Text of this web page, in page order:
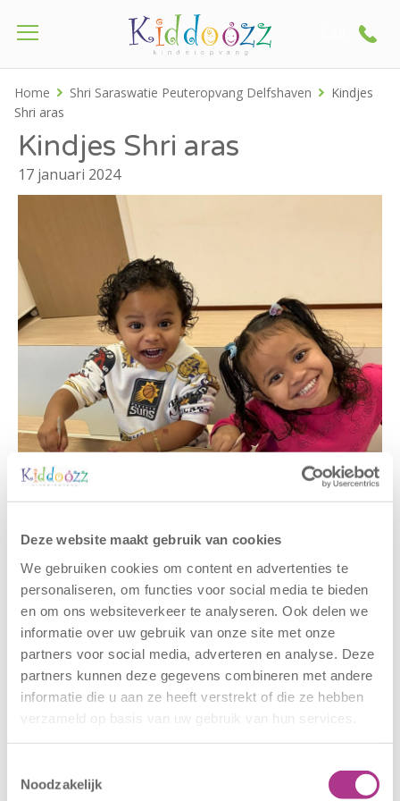
Deze website maakt gebruik van cookies
We gebruiken cookies om content en advertenties te
personaliseren, om functies voor social media te bieden
en om ons websiteverkeer te analyseren. Ook delen we
informatie over uw gebruik van onze site met onze
partners voor social media, adverteren en analyse. Deze
partners kunnen deze gegevens combineren met andere
informatie die u aan ze heeft verstrekt of die ze hebben
verzameld op basis van uw gebruik van hun services.
Noodzakelijk
Home Shri Saraswatie Peuteropvang Delfshaven
Kindjes
Shri aras
Kindjes Shri aras
17 januari 2024
Gerelateerde berichten
Nieuwe locatie
Oldegaarde
Sluiting
CODE ROOD